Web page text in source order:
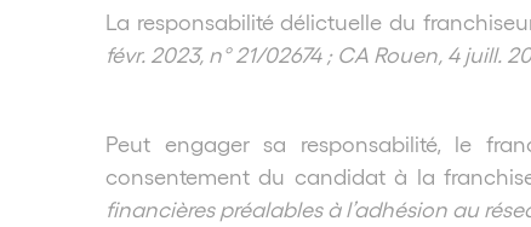
La responsabilité délictuelle du
févr. 2023, n° 21/02674 ; CA Rouen, 4 juill.
Peut engager sa responsabilité, le
consentement du candidat à la
financières préalables à l’adhésion au